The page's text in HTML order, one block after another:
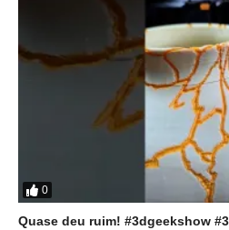
0
Quase deu ruim! #3dgeekshow